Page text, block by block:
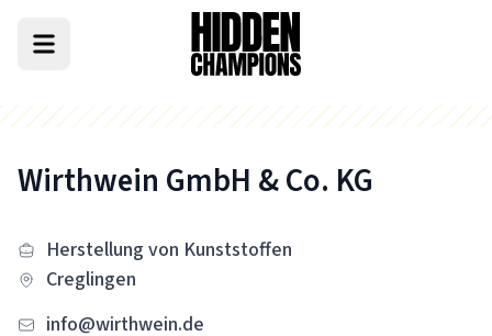
Wirthwein GmbH & Co. KG
Herstellung von Kunststoffen
Creglingen
info@wirthwein.de